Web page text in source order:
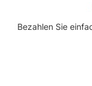
Bezahlen Sie